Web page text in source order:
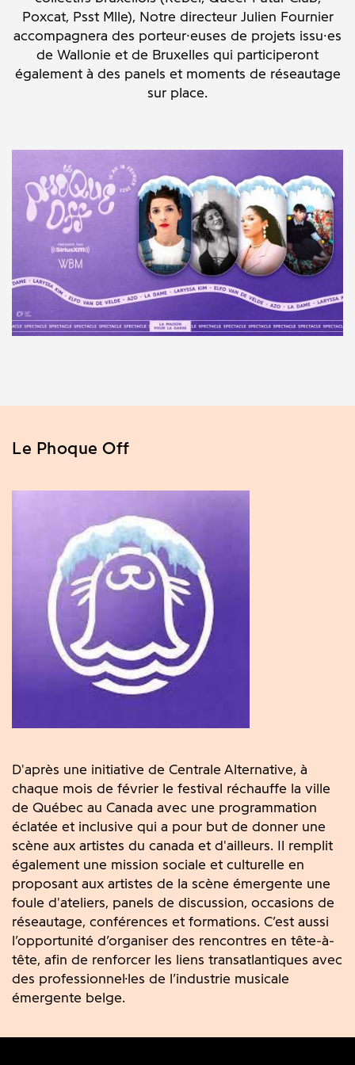
Poxcat, Psst Mlle), Notre directeur Julien Fournier
accompagnera des porteur·euses de projets issu·es
de Wallonie et de Bruxelles qui participeront
également à des panels et moments de réseautage
sur place.
Le Phoque Off
D'après une initiative de Centrale Alternative, à
chaque mois de février le festival réchauffe la ville
de Québec au Canada avec une programmation
éclatée et inclusive qui a pour but de donner une
scène aux artistes du canada et d'ailleurs. Il remplit
également une mission sociale et culturelle en
proposant aux artistes de la scène émergente une
foule d'ateliers, panels de discussion, occasions de
réseautage, conférences et formations. C’est aussi
l’opportunité d’organiser des rencontres en tête-à-
tête, afin de renforcer les liens transatlantiques avec
des professionnel·les de l’industrie musicale
émergente belge.